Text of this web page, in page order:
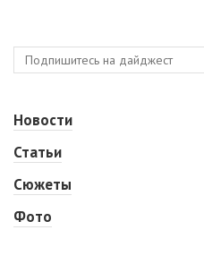
Новости
Статьи
Сюжеты
Фото